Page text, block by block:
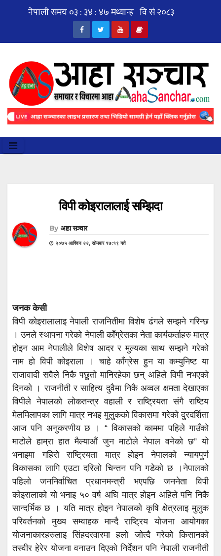
विपी कोइरालालाई सम्झिदा
By आहा सञ्चार
२०७५ आश्विन २२, सोमबार १७:१९ गते
जनक केसी
विपी कोइरालालाइ नेपाली राजनितीमा विशेष ढंगले सम्झने गरिन्छ
। उनले स्थापना गरेको नेपाली काँग्रेसका नेता कार्यकर्ताहरु मात्र
होइन आम नेपालीले विशेष आदर र मुल्यका साथ सम्झने गरेको
नाम हो विपी कोइराला । चाहे काँग्रेस हुन या कम्युनिष्ट या
राजावादी सवैले निकै पछुतो मानिरहेका छन् अहिले विपी नभएको
दिनको । राजनीती र साहित्य दुवैमा निकै अव्वल क्षमता देखाएका
विपीले नेपालको लोकतन्त्र वहाली र राष्ट्रियता संगै राष्टिय
मेलमिलापका लागि मात्र नभइ मुलुकको विकासमा गरेको दुरदर्शिता
आज पनि अनुकरणीय छ । “ विकासको काममा पहिले गाउँको
माटोले हाम्रा हात मैल्याऔं जुन माटोले नेपाल वनेको छ” यो
भनाइमा गहिरो राष्ट्रियता मात्र होइन नेपालको न्यायपुर्ण
विकासका लागि एउटा दरिलो चिन्तन पनि गडेको छ ।नेपालको
पहिलो जननिर्वाचित प्रधानमन्त्री भएपछि जननेता विपी
कोइरालाको यो भनाइ ५० वर्ष अघि मात्र होइन अहिले पनि निकै
सान्दर्भिक छ । यति मात्र होइन नेपालको कृषि क्षेत्रलाइ मुलुक
परिवर्तनको मुख्य सम्वाहक मान्दै राष्ट्रिय योजना आयोगका
योजनाकारहरुलाइ सिंहदरवारमा हलो जोत्दै गरेको किसानको
तस्वीर हेरेर योजना वनाउन दिएको निर्देशन पनि नेपाली राजनीती